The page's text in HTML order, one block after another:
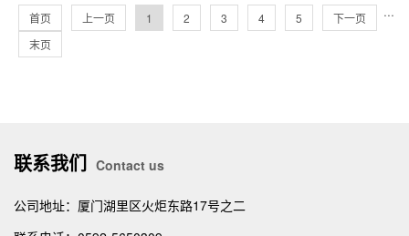
首页 上一页 1 2 3 4 5 ···
下一页
末页
联系我们 Contact us
公司地址：厦门湖里区火炬东路17号之二